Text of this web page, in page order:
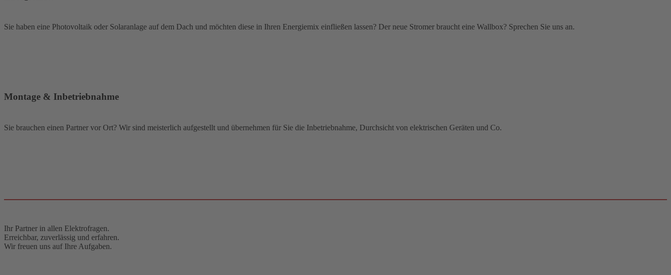
Sie haben eine Photovoltaik oder Solaranlage auf dem Dach und möchten diese in Ihren Energiemix einfließen lassen? Der neue Stromer braucht eine Wallbox? Sprechen Sie uns an.
Montage & Inbetriebnahme
Sie brauchen einen Partner vor Ort? Wir sind meisterlich aufgestellt und übernehmen für Sie die Inbetriebnahme, Durchsicht von elektrischen Geräten und Co.
Ihr Partner in allen Elektrofragen.
Erreichbar, zuverlässig und erfahren.
Wir freuen uns auf Ihre Aufgaben.